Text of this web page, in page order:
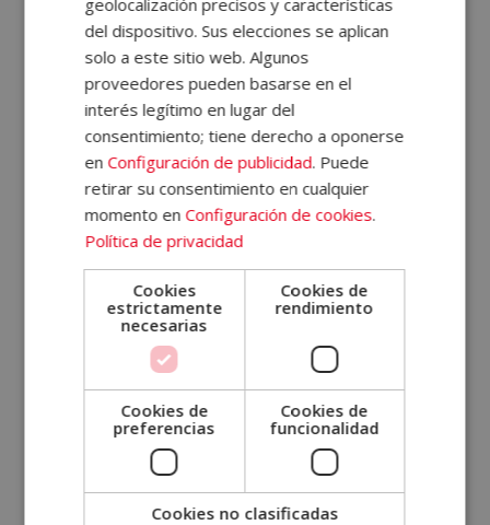
¿Qué puedo estudiar si me gusta
el deporte?
¿Qué es la actividad física y de
salud?
SOLICITA MÁS INFORMACIÓN
Nombre (*)
del dispositivo. Sus elecciones se aplican
solo a este sitio web. Algunos
proveedores pueden basarse en el
interés legítimo en lugar del
consentimiento; tiene derecho a oponerse
enConfiguración de publicidad. Puede
retirar su consentimiento en cualquier
momento enConfiguración de cookies.
Política de privacidad
Cookies
estrictamente
necesarias
Cookies de
rendimiento
Cookies de
preferencias
Cookies de
funcionalidad
Cookies no clasificadas